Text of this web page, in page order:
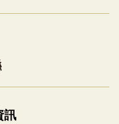
預覽，完整即時空